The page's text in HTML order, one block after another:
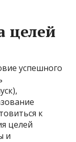
целей
успешного
к
целей
и